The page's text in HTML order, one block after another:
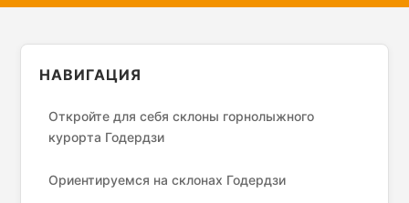
НАВИГАЦИЯ
Откройте для себя склоны горнолыжного
курорта Годердзи
Ориентируемся на склонах Годердзи